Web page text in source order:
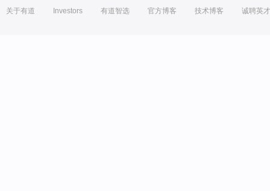
关于有道 Investors 有道智选 官方博客 技术博客 诚聘英才